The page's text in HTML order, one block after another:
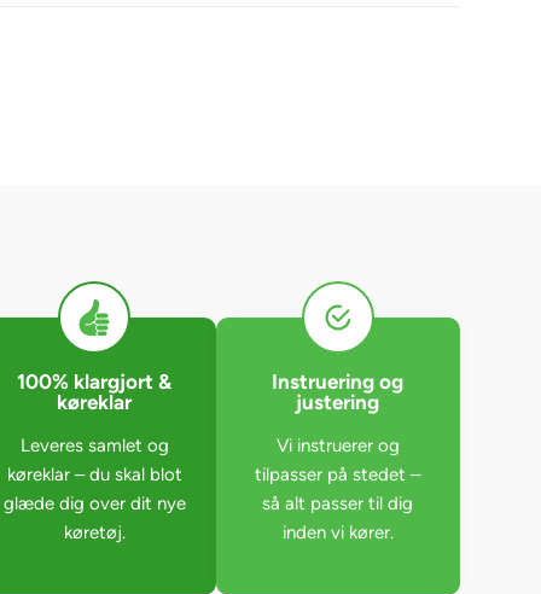
100% klargjort &
køreklar
Leveres samlet og
køreklar – du skal blot
glæde dig over dit nye
køretøj.
Instruering og
justering
Vi instruerer og
tilpasser på stedet –
så alt passer til dig
inden vi kører.